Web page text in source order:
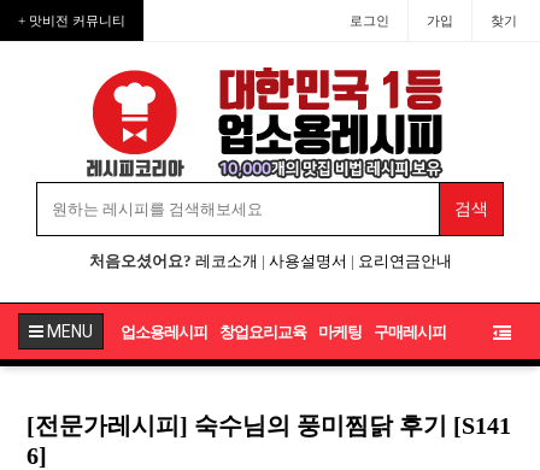
+ 맛비전 커뮤니티 로그인 가입 찾기
처음오셨어요? 레코소개 | 사용설명서 | 요리연금안내
MENU 업소용레시피 창업요리교육 마케팅 구매레시피
[전문가레시피] 숙수님의 풍미찜닭 후기 [S141
6]